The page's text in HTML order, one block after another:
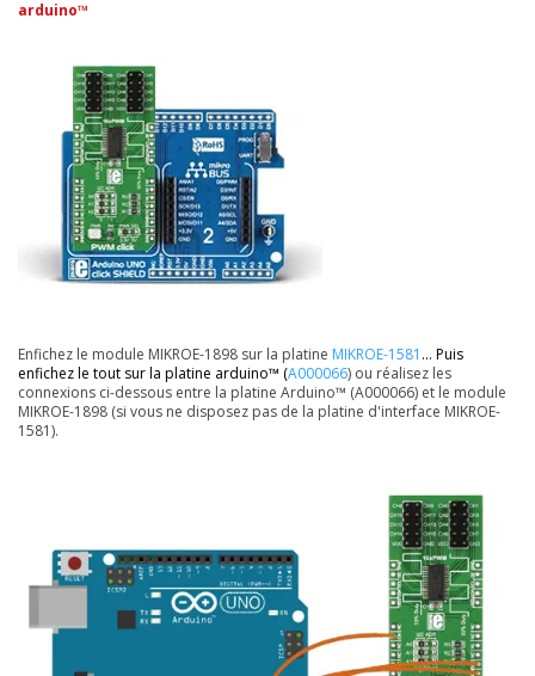
arduino™
Enfichez le module MIKROE-1898 sur la platine MIKROE-1581 ... Puis
enfichez le tout sur la platine arduino™ (A000066) ou réalisez les
connexions ci-dessous entre la platine Arduino™ (A000066) et le module
MIKROE-1898 (si vous ne disposez pas de la platine d'interface MIKROE-
1581).